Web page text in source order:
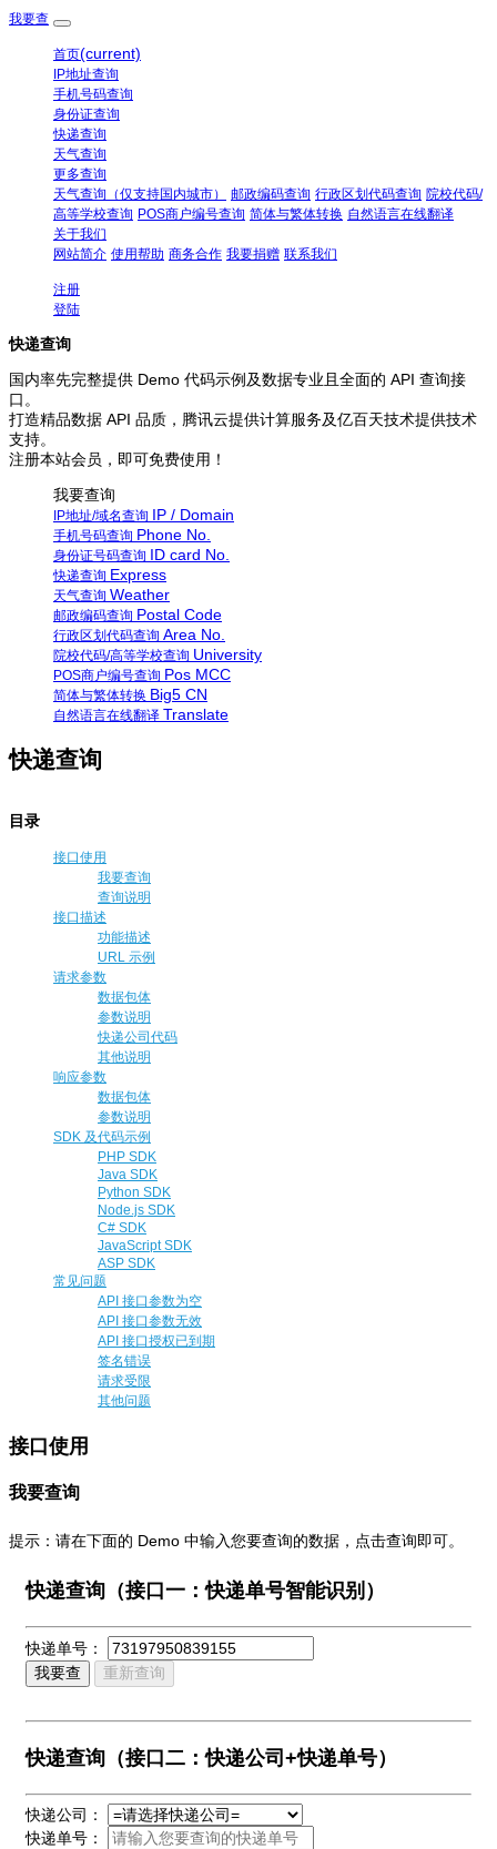
我要查
首页(current)
IP地址查询
手机号码查询
身份证查询
快递查询
天气查询
更多查询
天气查询（仅支持国内城市）
邮政编码查询 行政区划代码查询 院校代码/
高等学校查询 POS商户编号查询 简体与繁体转换 自然语言在线翻译
关于我们
网站简介 使用帮助 商务合作 我要捐赠 联系我们
注册
登陆
快递查询
国内率先完整提供 Demo 代码示例及数据专业且全面的 API 查询接
口。
打造精品数据 API 品质，腾讯云提供计算服务及亿百天技术提供技术
支持。
注册本站会员，即可免费使用！
我要查询
IP地址/域名查询 IP / Domain
手机号码查询 Phone No.
身份证号码查询 ID card No.
快递查询 Express
天气查询 Weather
邮政编码查询 Postal Code
行政区划代码查询 Area No.
院校代码/高等学校查询 University
POS商户编号查询 Pos MCC
简体与繁体转换 Big5 CN
自然语言在线翻译 Translate
快递查询
目录
接口使用
我要查询
查询说明
接口描述
功能描述
URL 示例
请求参数
数据包体
参数说明
快递公司代码
其他说明
响应参数
数据包体
参数说明
SDK 及代码示例
PHP SDK
Java SDK
Python SDK
Node.js SDK
C# SDK
JavaScript SDK
ASP SDK
常见问题
API 接口参数为空
API 接口参数无效
API 接口授权已到期
签名错误
请求受限
其他问题
接口使用
我要查询
提示：请在下面的 Demo 中输入您要查询的数据，点击查询即可。
快递查询（接口一：快递单号智能识别）
快递单号：
我要查
重新查询
快递查询（接口二：快递公司+快递单号）
快递公司：
快递单号：